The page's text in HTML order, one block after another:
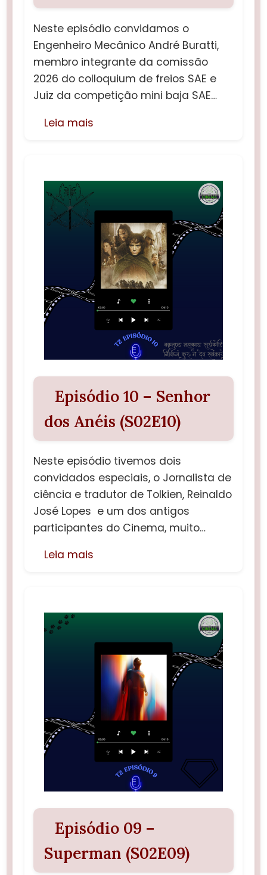
Neste episódio convidamos o
Engenheiro Mecânico André Buratti,
membro integrante da comissão
2026 do colloquium de freios SAE e
Juiz da competição mini baja SAE…
Leia mais
Episódio 10 – Senhor
dos Anéis (S02E10)
Neste episódio tivemos dois
convidados especiais, o Jornalista de
ciência e tradutor de Tolkien, Reinaldo
José Lopes e um dos antigos
participantes do Cinema, muito…
Leia mais
Episódio 09 –
Superman (S02E09)